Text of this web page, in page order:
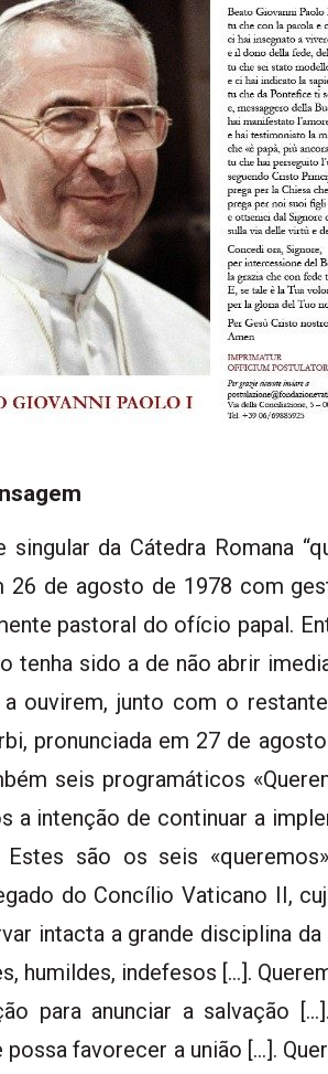
singular da Cátedra Romana
26 de agosto de 1978 com
pastoral do ofício papal.
tenha sido a de não abrir
ouvirem, junto com o
pronunciada em 27 de
seis programáticos
a intenção de continuar a
são os seis
do Concílio Vaticano II,
intacta a grande disciplina
humildes, indefesos […].
para anunciar a salvação
possa favorecer a união […].